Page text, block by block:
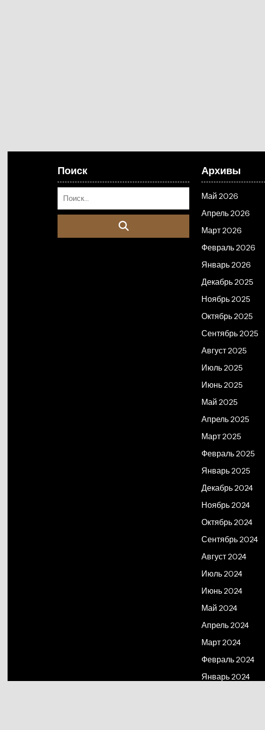
Поиск Архивы
Май 2026
Апрель 2026
Март 2026
Февраль 2026
Январь 2026
Декабрь 2025
Ноябрь 2025
Октябрь 2025
Сентябрь 2025
Август 2025
Июль 2025
Июнь 2025
Май 2025
Апрель 2025
Март 2025
Февраль 2025
Январь 2025
Декабрь 2024
Ноябрь 2024
Октябрь 2024
Сентябрь 2024
Август 2024
Июль 2024
Июнь 2024
Май 2024
Апрель 2024
Март 2024
Февраль 2024
Январь 2024